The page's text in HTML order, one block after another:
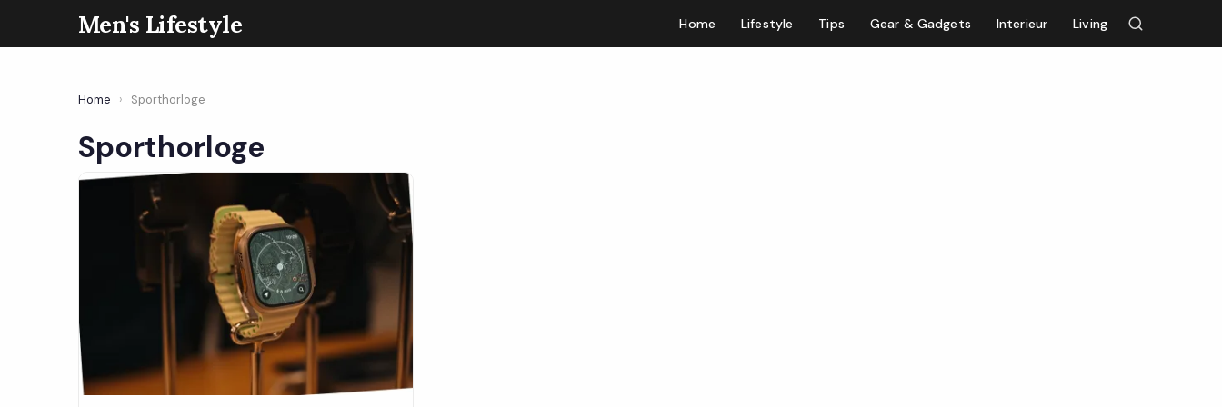
Men's Lifestyle Home Lifestyle Tips Gear & Gadgets Interieur Living
Home › Sporthorloge
Sporthorloge